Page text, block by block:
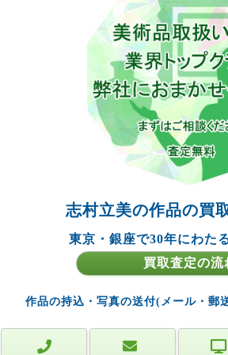
志村立美の作品の買
東京・銀座で30年にわた
買取査定の流
作品の持込・写真の送付(メール・郵